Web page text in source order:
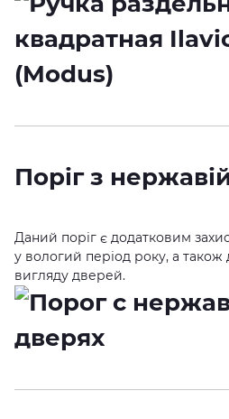
Поріг з
Даний поріг є додатковим
у вологий період року, а також
вигляду дверей.